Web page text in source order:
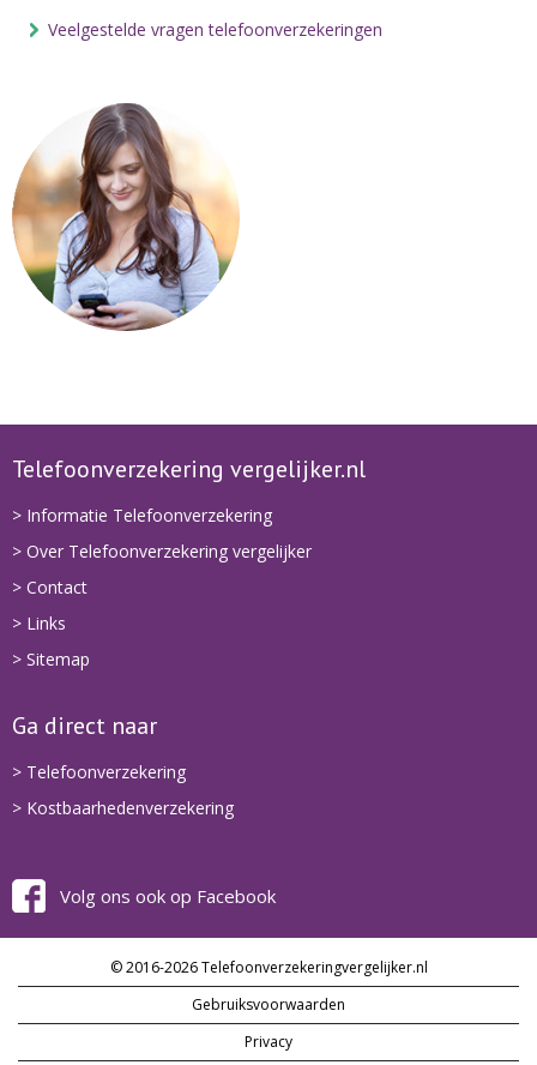
Veelgestelde vragen telefoonverzekeringen
Telefoonverzekering vergelijker.nl
> Informatie Telefoonverzekering
> Over Telefoonverzekering vergelijker
> Contact
> Links
> Sitemap
Ga direct naar
> Telefoonverzekering
> Kostbaarhedenverzekering
Volg ons ook op Facebook
© 2016-2026 Telefoonverzekeringvergelijker.nl
Gebruiksvoorwaarden
Privacy